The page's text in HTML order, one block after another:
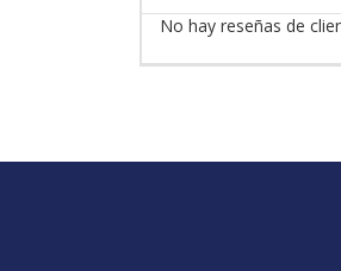
No hay reseñas de